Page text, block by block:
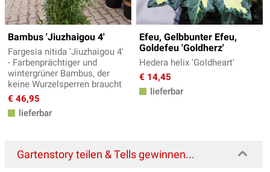
Bambus 'Jiuzhaigou 4'
Fargesia nitida 'Jiuzhaigou 4'
- Farbenprächtiger und
wintergrüner Bambus, der
keine Wurzelsperren braucht
€ 46,95
lieferbar
Efeu, Gelbbunter Efeu,
Goldefeu 'Goldherz'
Hedera helix 'Goldheart'
€ 14,45
lieferbar
Gartenstory teilen & Tells gewinnen...